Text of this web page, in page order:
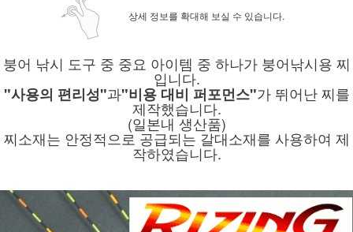
상세 정보를 확대해 보실 수 있습니다.
붕어 낚시 도구 중 중요 아이템 중 하나가 붕어낚시용 찌
입니다.
"사용의 편리성"과"비용 대비 퍼포먼스"가 뛰어난 찌를
제작했습니다.
(일본내 생산품)
찌소재는 안정적으로 공급되는 갈대소재를 사용하여 제
작하였습니다.